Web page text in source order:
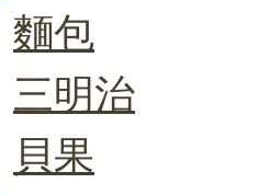
麵包
三明治
貝果